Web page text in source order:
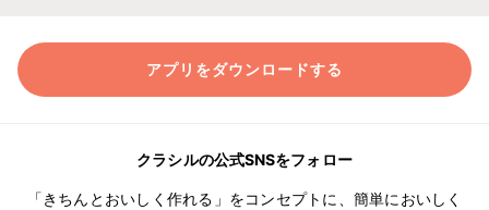
アプリをダウンロードする
クラシルの公式SNSをフォロー
「きちんとおいしく作れる」をコンセプトに、簡単においしく